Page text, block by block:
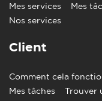
Mes services
Mes
Nos services
Client
Comment cela
Mes tâches
Trouver